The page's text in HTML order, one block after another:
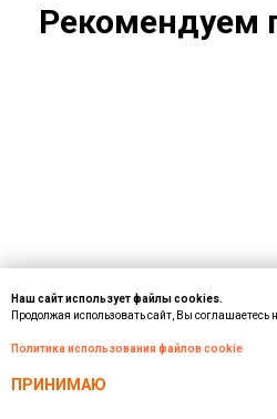
Рекомендуем
ВИРТУАЛЬНЫЙ ТРЕНАЖЕРНЫЙ
Наш сайт использует файлы cookies.
Продолжая использовать сайт, Вы соглашаетесь
Политика использования файлов cookie
ПРИНИМАЮ